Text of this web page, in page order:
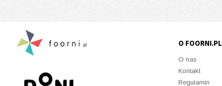
O FOORNI.PL
O nas
Kontakt
Regulamin